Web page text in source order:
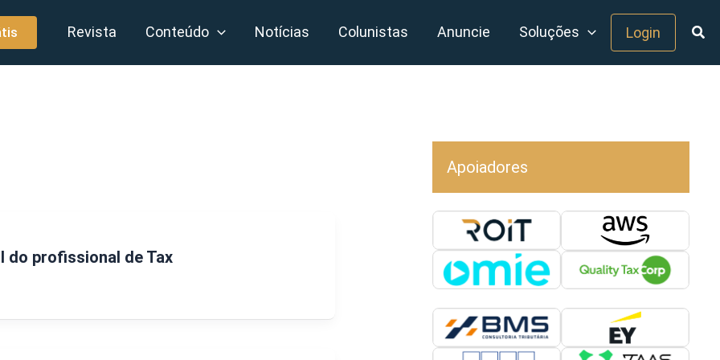
Revista Conteúdo Notícias Colunistas Anuncie Soluções Login
do profissional de Tax
Apoiadores